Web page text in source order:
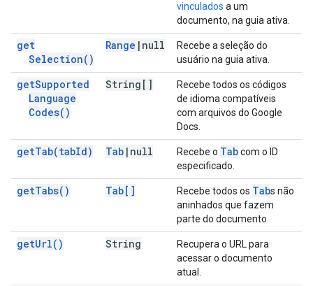
vinculados a um
documento, na guia ativa.
get
Selection( )
Range | null
Recebe a seleção do
usuário na guia ativa.
getSupported
Language
Codes( )
String[]
Recebe todos os códigos
de idioma compatíveis
com arquivos do Google
Docs.
getTab(tabId) Tab | null Recebe o Tabcom o ID
especificado.
getTabs( ) Tab[] Recebe todos os Tabs não
aninhados que fazem
parte do documento.
getUrl( ) String
Recupera o URL para
acessar o documento
atual.